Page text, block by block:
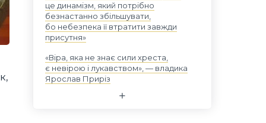
це динамізм, який потрібно
безнастанно збільшувати,
бо небезпека її втратити завжди
присутня»
«Віра, яка не знає сили хреста,
є невірою і лукавством», — владика
Ярослав Приріз